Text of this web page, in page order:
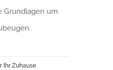
Grundlagen um
Ihr Zuhause